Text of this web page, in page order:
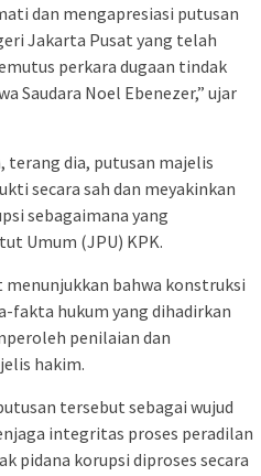
dan mengapresiasi putusan
Jakarta Pusat yang telah
perkara dugaan tindak
Saudara Noel Ebenezer,” ujar
dia, putusan majelis
secara sah dan meyakinkan
sebagaimana yang
Umum (JPU) KPK.
bahwa konstruksi
fakta hukum yang dihadirkan
penilaian dan
hakim.
tersebut sebagai wujud
integritas proses peradilan
pidana korupsi diproses secara